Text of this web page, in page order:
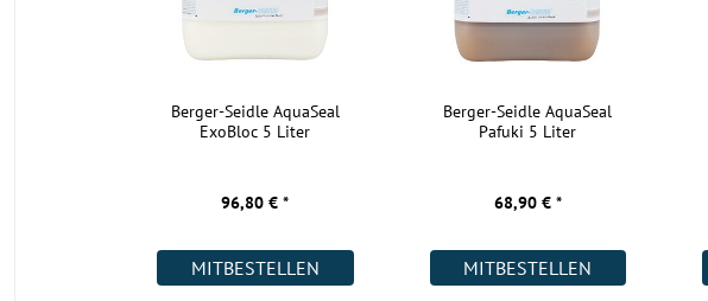
Wie verlege ich das Industrieparkett aus Mahagoni?
Industrieparkett wird immer vollflächig verklebt, was die Stabilität des Parketts
Anschluss das Schleifen und Endbehandlung der Oberfläche mit Öl oder Lack
vornimmt. Wird das Parkett geölt, wirkt es besonders natürlich. Eine lackierte
Bodenexperten beraten Sie hierzu gern ausführlich.
so gut sein, wie der verwendete Kleber. Wir empfehlen Ihnen daher den
Berger-Seidle AquaSeal
ExoBloc 5 Liter
96,80 € *
MITBESTELLEN
Berger-Seidle AquaSeal
Pafuki 5 Liter
68,90 € *
MITBESTELLEN